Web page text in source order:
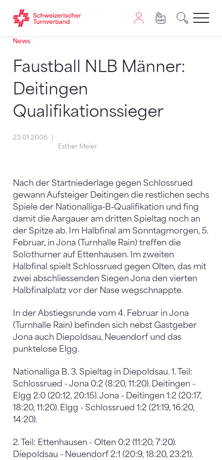
Zum Inhalt springen
Zur Sitemap navigieren
Zum Navigieren dieser Seite wird JavaScript benötigt.
News
Faustball NLB Männer:
Deitingen
Qualifikationssieger
23.01.2006
Esther Meier
Nach der Startniederlage gegen Schlossrued
gewann Aufsteiger Deitingen die restlichen sechs
Spiele der Nationalliga-B-Qualifikation und fing
damit die Aargauer am dritten Spieltag noch an
der Spitze ab. Im Halbfinal am Sonntagmorgen, 5.
Februar, in Jona (Turnhalle Rain) treffen die
Solothurner auf Ettenhausen. Im zweiten
Halbfinal spielt Schlossrued gegen Olten, das mit
zwei abschliessenden Siegen Jona den vierten
Halbfinalplatz vor der Nase wegschnappte.
In der Abstiegsrunde vom 4. Februar in Jona
(Turnhalle Rain) befinden sich nebst Gastgeber
Jona auch Diepoldsau, Neuendorf und das
punktelose Elgg.
Nationalliga B. 3. Spieltag in Diepoldsau. 1. Teil:
Schlossrued - Jona 0:2 (8:20, 11:20). Deitingen -
Elgg 2:0 (20:12, 20:15). Jona - Deitingen 1:2 (20:17,
18:20, 11:20). Elgg - Schlossrued 1:2 (21:19, 16:20,
14:20).
2. Teil: Ettenhausen - Olten 0:2 (11:20, 7:20).
Diepoldsau - Neuendorf 2:1 (20:9, 18:20, 23:21).